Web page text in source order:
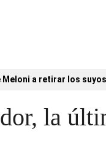
Meloni a retirar los suyos
la